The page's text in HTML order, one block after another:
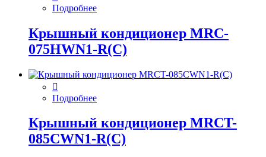
Подробнее
Крышный кондиционер MRC-
075HWN1-R(C)
Подробнее
Крышный кондиционер MRCT-
085CWN1-R(C)